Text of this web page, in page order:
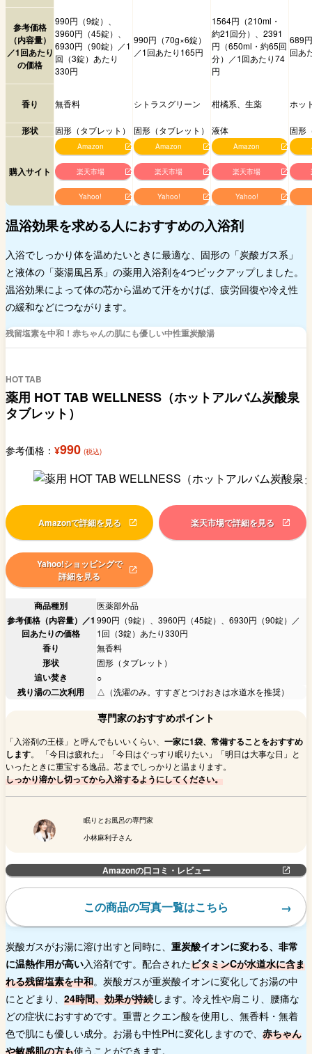
参考価格
（内容量）
／1回あたり
の価格
990円（9錠）、
3960円（45錠）、
6930円（90錠）／1
回（3錠）あたり
330円
990円（70g×6錠）
／1回あたり165円
1564円（210ml・
約21回分）、2391
円（650ml・約65回
分）／1回あたり74
円
689
回あ
香り 無香料 シトラスグリーン 柑橘系、生薬 ホッ
形状 固形（タブレット） 固形（タブレット） 液体 固形
購入サイト
Amazon
楽天市場
Yahoo!
Amazon
楽天市場
Yahoo!
Amazon
楽天市場
Yahoo!
温浴効果を求める人におすすめの入浴剤
入浴でしっかり体を温めたいときに最適な、固形の「炭酸ガス系」
と液体の「薬湯風呂系」の薬用入浴剤を4つピックアップしました。
温浴効果によって体の芯から温めて汗をかけば、疲労回復や冷え性
の緩和などにつながります。
残留塩素を中和！赤ちゃんの肌にも優しい中性重炭酸湯
HOT TAB
薬用 HOT TAB WELLNESS（ホットアルバム炭酸泉
タブレット）
参考価格： ¥990 (税込)
Amazonで詳細を見る 楽天市場で詳細を見る
Yahoo!ショッピングで
詳細を見る
商品種別 医薬部外品
参考価格（内容量）／1
回あたりの価格
990円（9錠）、3960円（45錠）、6930円（90錠）／
1回（3錠）あたり330円
香り 無香料
形状 固形（タブレット）
追い焚き ○
残り湯の二次利用 △（洗濯のみ。すすぎとつけおきは水道水を推奨）
専門家のおすすめポイント
「入浴剤の王様」と呼んでもいいくらい、 一家に1袋、常備することをおすすめ
します。 「今日は疲れた」「今日はぐっすり眠りたい」「明日は大事な日」と
いったときに重宝する逸品。芯までしっかりと温まります。
しっかり溶かし切ってから入浴するようにしてください。
眠りとお風呂の専門家
小林麻利子さん
Amazonの口コミ・レビュー
この商品の写真一覧はこちら
炭酸ガスがお湯に溶け出すと同時に、 重炭酸イオンに変わる、非常
に温熱作用が高い入浴剤です。配合されたビタミンCが水道水に含ま
れる残留塩素を中和。炭酸ガスが重炭酸イオンに変化してお湯の中
にとどまり、 24時間、効果が持続します。冷え性や肩こり、腰痛な
どの症状におすすめです。重曹とクエン酸を使用し、無香料・無着
色で肌にも優しい成分。お湯も中性PHに変化しますので、 赤ちゃん
や敏感肌の方も使うことができます。